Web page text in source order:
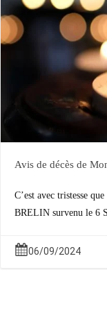
Avis de décès de
C’est avec tristesse
BRELIN survenu le 6
06/09/2024